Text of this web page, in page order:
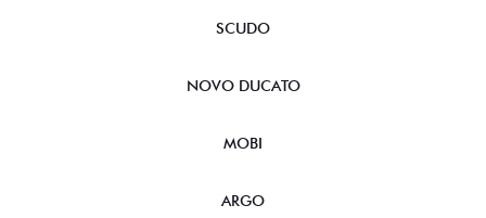
SCUDO
NOVO DUCATO
MOBI
ARGO